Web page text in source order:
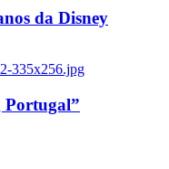
da Disney
335x256.jpg
Portugal”